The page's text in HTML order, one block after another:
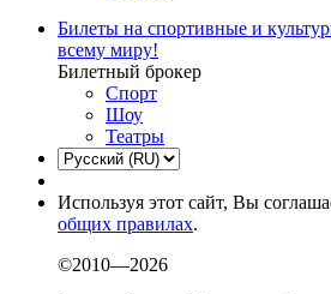
Билеты на спортивные и
всему миру!
Билетный брокер
Спорт
Шоу
Театры
Используя этот сайт, Вы
общих правилах.
©2010—2026